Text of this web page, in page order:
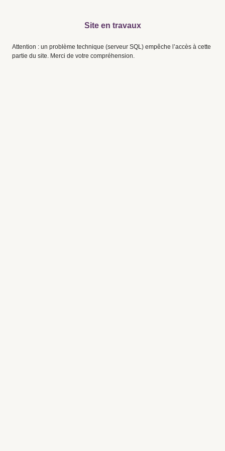
Site en travaux
Attention : un problème technique (serveur SQL) empêche l’accès à cette
partie du site. Merci de votre compréhension.